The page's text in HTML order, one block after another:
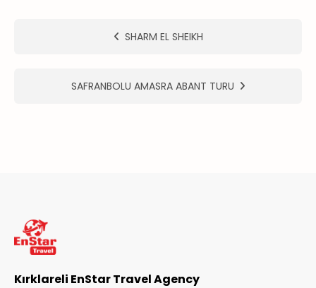
SHARM EL SHEIKH
SAFRANBOLU AMASRA ABANT TURU
Kırklareli EnStar Travel Agency